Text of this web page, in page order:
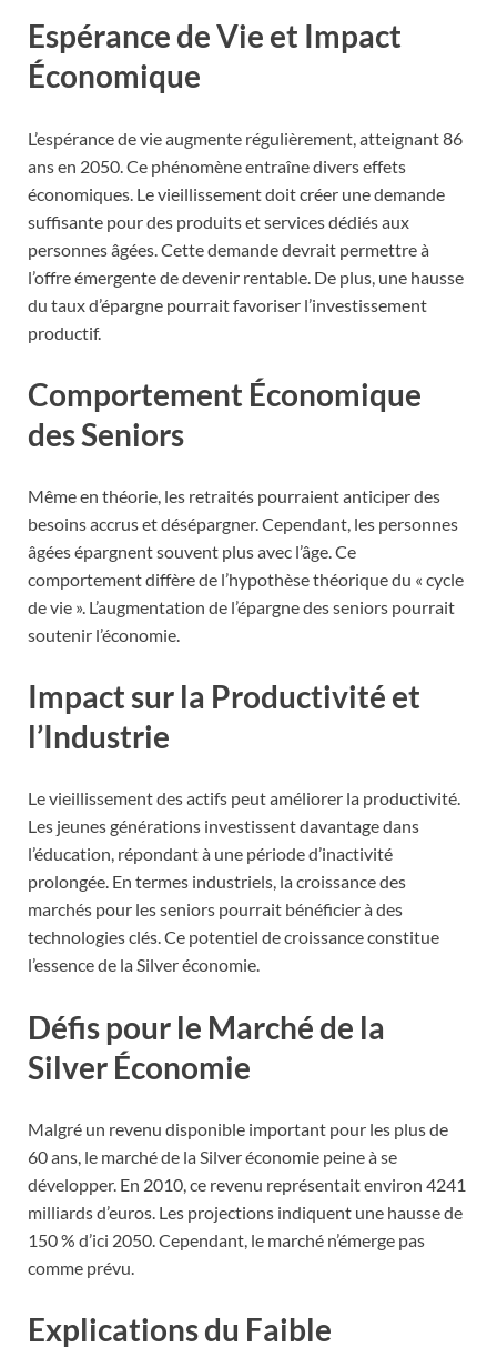
Espérance de Vie et Impact
Économique
L’espérance de vie augmente régulièrement, atteignant 86
ans en 2050. Ce phénomène entraîne divers effets
économiques. Le vieillissement doit créer une demande
suffisante pour des produits et services dédiés aux
personnes âgées. Cette demande devrait permettre à
l’offre émergente de devenir rentable. De plus, une hausse
du taux d’épargne pourrait favoriser l’investissement
productif.
Comportement Économique
des Seniors
Même en théorie, les retraités pourraient anticiper des
besoins accrus et désépargner. Cependant, les personnes
âgées épargnent souvent plus avec l’âge. Ce
comportement diffère de l’hypothèse théorique du « cycle
de vie ». L’augmentation de l’épargne des seniors pourrait
soutenir l’économie.
Impact sur la Productivité et
l’Industrie
Le vieillissement des actifs peut améliorer la productivité.
Les jeunes générations investissent davantage dans
l’éducation, répondant à une période d’inactivité
prolongée. En termes industriels, la croissance des
marchés pour les seniors pourrait bénéficier à des
technologies clés. Ce potentiel de croissance constitue
l’essence de la Silver économie.
Défis pour le Marché de la
Silver Économie
Malgré un revenu disponible important pour les plus de
60 ans, le marché de la Silver économie peine à se
développer. En 2010, ce revenu représentait environ 4241
milliards d’euros. Les projections indiquent une hausse de
150 % d’ici 2050. Cependant, le marché n’émerge pas
comme prévu.
Explications du Faible